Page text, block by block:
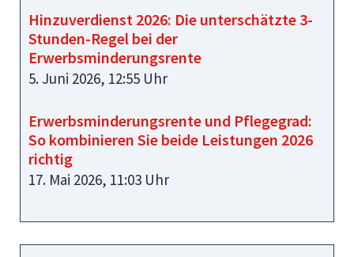
Hinzuverdienst 2026: Die unterschätzte 3-
Stunden-Regel bei der
Erwerbsminderungsrente
5. Juni 2026, 12:55 Uhr
Erwerbsminderungsrente und Pflegegrad:
So kombinieren Sie beide Leistungen 2026
richtig
17. Mai 2026, 11:03 Uhr